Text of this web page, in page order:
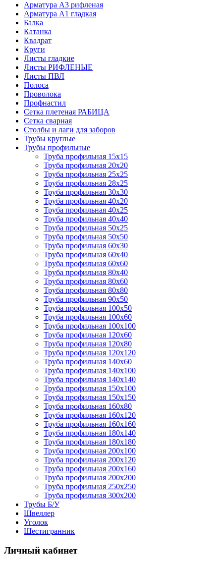
Арматура А3 рифленая
Арматура А1 гладкая
Балка
Катанка
Квадрат
Круги
Листы гладкие
Листы РИФЛЕНЫЕ
Листы ПВЛ
Полоса
Проволока
Профнастил
Сетка плетеная РАБИЦА
Сетка сварная
Столбы и лаги для заборов
Трубы круглые
Трубы профильные
Труба профильная 15х15
Труба профильная 20х20
Труба профильная 25х25
Труба профильная 28х25
Труба профильная 30х30
Труба профильная 40х20
Труба профильная 40х25
Труба профильная 40х40
Труба профильная 50х25
Труба профильная 50х50
Труба профильная 60х30
Труба профильная 60х40
Труба профильная 60х60
Труба профильная 80х40
Труба профильная 80х60
Труба профильная 80х80
Труба профильная 90х50
Труба профильная 100х50
Труба профильная 100х60
Труба профильная 100х100
Труба профильная 120х60
Труба профильная 120х80
Труба профильная 120х120
Труба профильная 140х60
Труба профильная 140х100
Труба профильная 140х140
Труба профильная 150х100
Труба профильная 150х150
Труба профильная 160х80
Труба профильная 160х120
Труба профильная 160х160
Труба профильная 180х140
Труба профильная 180х180
Труба профильная 200х100
Труба профильная 200х120
Труба профильная 200х160
Труба профильная 200х200
Труба профильная 250х250
Труба профильная 300х200
Трубы Б/У
Швеллер
Уголок
Шестигранник
Личный кабинет